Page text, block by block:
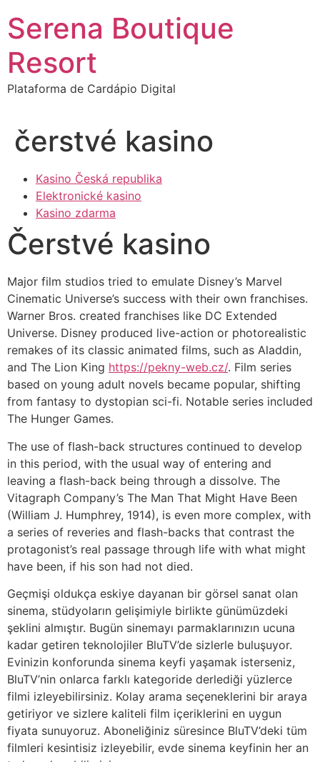
para
conteúdo
Serena Boutique
Resort
Plataforma de Cardápio Digital
čerstvé kasino
Kasino Česká republika
Elektronické kasino
Kasino zdarma
Čerstvé kasino
Major film studios tried to emulate Disney’s Marvel
Cinematic Universe’s success with their own franchises.
Warner Bros. created franchises like DC Extended
Universe. Disney produced live-action or photorealistic
remakes of its classic animated films, such as Aladdin,
and The Lion King https://pekny-web.cz/. Film series
based on young adult novels became popular, shifting
from fantasy to dystopian sci-fi. Notable series included
The Hunger Games.
The use of flash-back structures continued to develop
in this period, with the usual way of entering and
leaving a flash-back being through a dissolve. The
Vitagraph Company’s The Man That Might Have Been
(William J. Humphrey, 1914), is even more complex, with
a series of reveries and flash-backs that contrast the
protagonist’s real passage through life with what might
have been, if his son had not died.
Geçmişi oldukça eskiye dayanan bir görsel sanat olan
sinema, stüdyoların gelişimiyle birlikte günümüzdeki
şeklini almıştır. Bugün sinemayı parmaklarınızın ucuna
kadar getiren teknolojiler BluTV’de sizlerle buluşuyor.
Evinizin konforunda sinema keyfi yaşamak isterseniz,
BluTV’nin onlarca farklı kategoride derlediği yüzlerce
filmi izleyebilirsiniz. Kolay arama seçeneklerini bir araya
getiriyor ve sizlere kaliteli film içeriklerini en uygun
fiyata sunuyoruz. Aboneliğiniz süresince BluTV’deki tüm
filmleri kesintisiz izleyebilir, evde sinema keyfinin her an